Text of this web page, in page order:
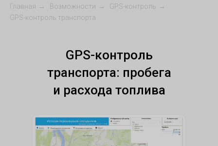
Главная → Возможности → GPS-контроль →
GPS-контроль транспорта
GPS-контроль
транспорта: пробега
и расхода топлива